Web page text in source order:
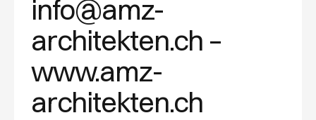
info@amz-
architekten.ch –
www.amz-
architekten.ch